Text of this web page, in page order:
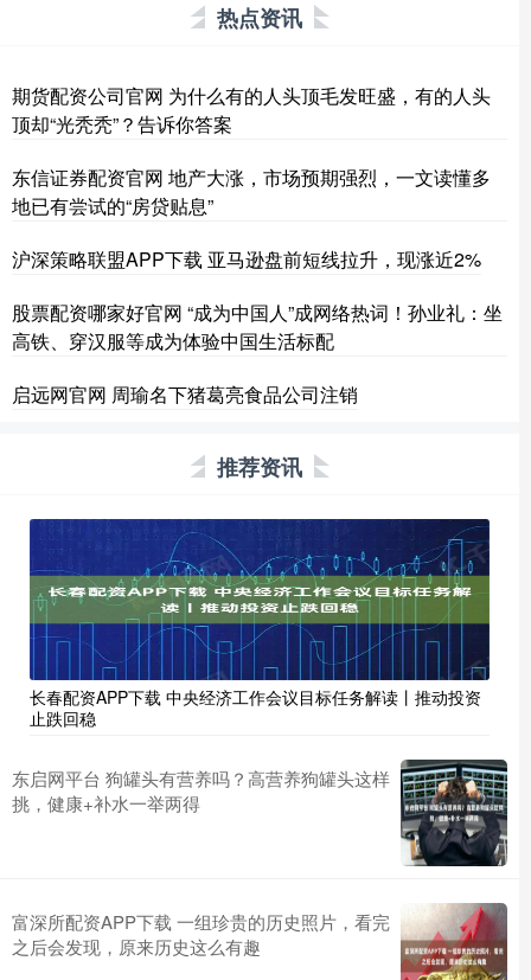
热点资讯
期货配资公司官网 为什么有的人头顶毛发旺盛，有的人头
顶却“光秃秃”？告诉你答案
东信证券配资官网 地产大涨，市场预期强烈，一文读懂多
地已有尝试的“房贷贴息”
沪深策略联盟APP下载 亚马逊盘前短线拉升，现涨近2%
股票配资哪家好官网 “成为中国人”成网络热词！孙业礼：坐
高铁、穿汉服等成为体验中国生活标配
启远网官网 周瑜名下猪葛亮食品公司注销
推荐资讯
长春配资APP下载 中央经济工作会议目标任务解读丨推动投资
止跌回稳
东启网平台 狗罐头有营养吗？高营养狗罐头这样
挑，健康+补水一举两得
富深所配资APP下载 一组珍贵的历史照片，看完
之后会发现，原来历史这么有趣